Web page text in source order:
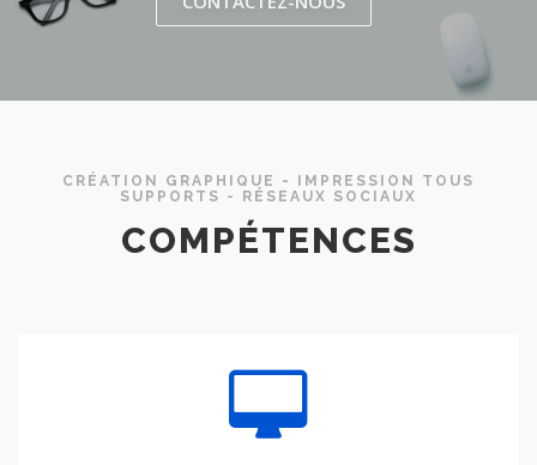
CRÉATION GRAPHIQUE - IMPRESSION TOUS
SUPPORTS - RÉSEAUX SOCIAUX
COMPÉTENCES